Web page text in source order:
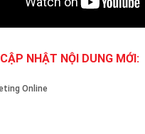
NHẬT NỘI DUNG MỚI: